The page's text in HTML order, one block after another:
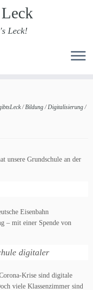
Leck!
/Bildung/Digitalisierung/
unsere Grundschule an der
Eisenbahn
– mit einer Spende von
digitaler
Krise sind digitale
viele Klassenzimmer sind